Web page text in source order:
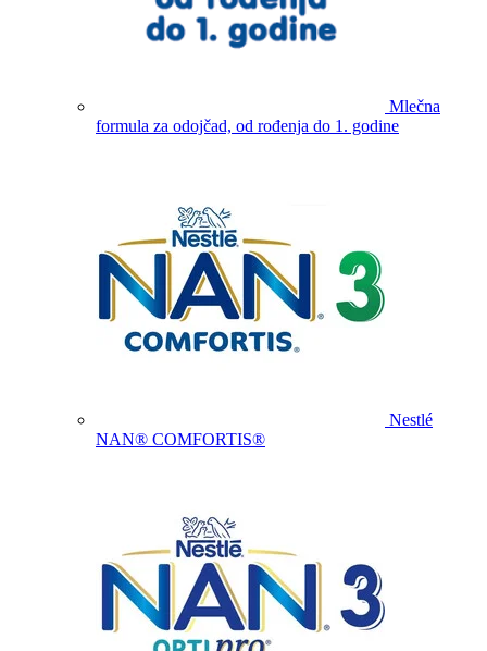
Mlečna
formula za odojčad, od rođenja do 1. godine
Nestlé
NAN® COMFORTIS®